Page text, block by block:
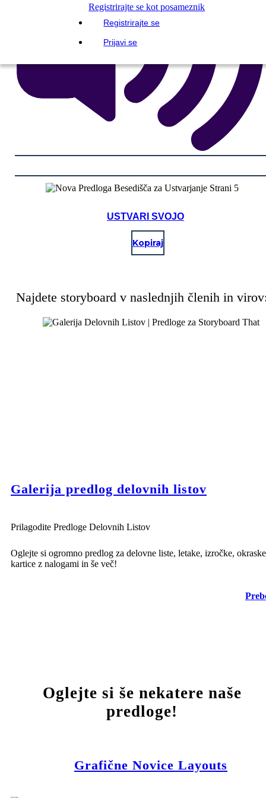
Registrirajte se kot posameznik
Registrirajte se
Prijavi se
USTVARI SVOJO
Kopiraj
Najdete storyboard v naslednjih členih in
Galerija predlog delovnih listov
Prilagodite Predloge Delovnih Listov
Oglejte si ogromno predlog za delovne liste, letake, izročke,
kartice z nalogami in še več!
Oglejte si še nekatere naše
predloge!
Grafične Novice Layouts